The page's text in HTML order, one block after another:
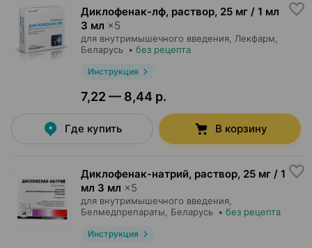
Диклофенак-лф, раствор, 25 мг / 1 мл
3 мл ×5
для внутримышечного введения, Лекфарм
Беларусь • без рецепта
Инструкция
7,22 — 8,44 р.
Где купить В корзину
Диклофенак-натрий, раствор, 25 мг / 1
мл 3 мл ×5
для внутримышечного введения,
Белмедпрепараты , Беларусь • без рецепта
Инструкция